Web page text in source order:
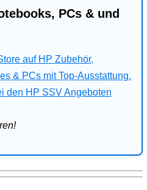
PCs & und
auf HP Zubehör,
& PCs mit Top-Ausstattung.
den HP SSV Angeboten